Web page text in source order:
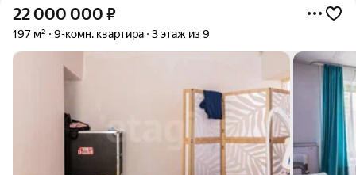
22 000 000 ₽
197 м² 9-комн. квартира 3 этаж из 9